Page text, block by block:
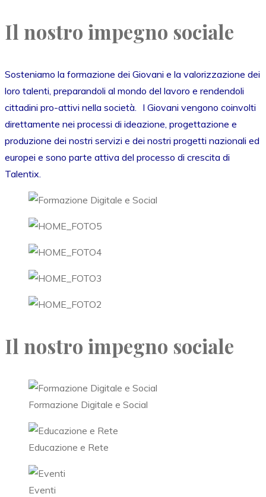
Il nostro impegno sociale
Sosteniamo la formazione dei Giovani e la valorizzazione dei
loro talenti, preparandoli al mondo del lavoro e rendendoli
cittadini pro-attivi nella società. I Giovani vengono coinvolti
direttamente nei processi di ideazione, progettazione e
produzione dei nostri servizi e dei nostri progetti nazionali ed
europei e sono parte attiva del processo di crescita di
Talentix.
Il nostro impegno sociale
Formazione Digitale e Social
Educazione e Rete
Eventi